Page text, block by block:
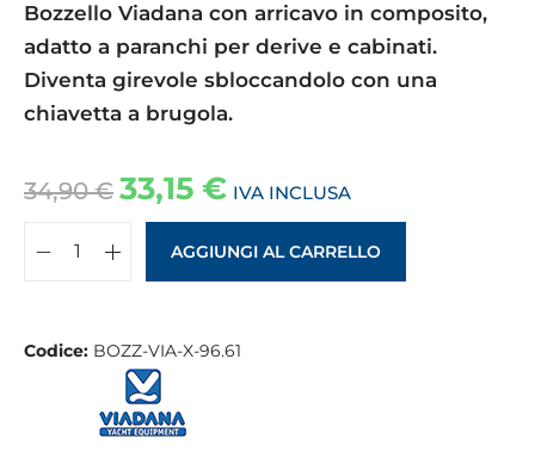
Bozzello Viadana con arricavo in composito,
adatto a paranchi per derive e cabinati.
Diventa girevole sbloccandolo con una
chiavetta a brugola.
34,90€ 33,15 € IVA INCLUSA
AGGIUNGI AL CARRELLO
Codice: BOZZ-VIA-X-96.61